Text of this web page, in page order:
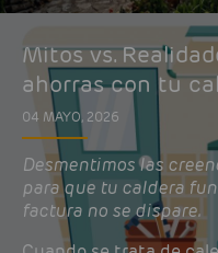
Mitos vs.
ahorras con tu
04 MAYO, 2026
Desmentimos las
para que tu caldera
factura no se dispare.